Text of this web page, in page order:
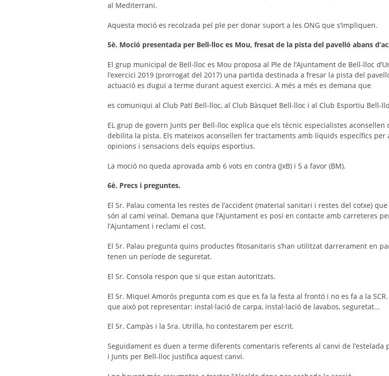
al Mediterrani.
Aquesta moció es recolzada pel ple per donar suport a les ONG que s’impliquen.
5è. Moció presentada per Bell-lloc es Mou, fresat de la pista del pavelló abans
El grup municipal de Bell-lloc es Mou proposa al Ple de l’Ajuntament de Bell-lloc
l’exercici 2019 (prorrogat del 2017) una partida destinada a fresar la pista del
actuació es dugui a terme durant aquest exercici. A més a més es demana que
es comuniqui al Club Patí Bell-lloc, al Club Bàsquet Bell-lloc i al Club Esportiu Bell-
EL grup de govern Junts per Bell-lloc explica que els tècnic especialistes
debilita la pista. Els mateixos aconsellen fer tractaments amb líquids específics
opinions i sensacions dels equips esportius.
La moció no queda aprovada amb 6 vots en contra (JxB) i 5 a favor (BM).
6è. Precs i preguntes.
El Sr. Palau comenta les restes de l’accident (material sanitari i restes del cotxe)
són al camí veïnal. Demana que l’Ajuntament es posi en contacte amb carreteres
l’Ajuntament i reclami el cost.
El Sr. Palau pregunta quins productes fitosanitaris s’han utilitzat darrerament en
tenen un període de seguretat.
El Sr. Consola respon que si que estan autoritzats.
El Sr. Miquel Amorós pregunta com es que es fa la festa al frontó i no es fa a la
que això pot representar: instal·lació de carpa, instal·lació de lavabos, seguretat...
El Sr. Campàs i la Sra. Utrilla, ho contestarem per escrit.
Seguidament es duen a terme diferents comentaris referents al canvi de
i Junts per Bell-lloc justifica aquest canvi.